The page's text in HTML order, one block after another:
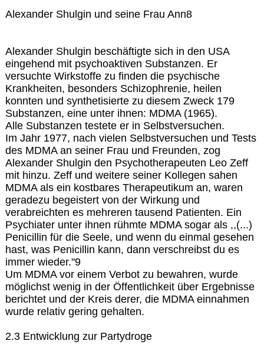
Alexander Shulgin und seine Frau Ann8
Alexander Shulgin beschäftigte sich in den USA
eingehend mit psychoaktiven Substanzen. Er
versuchte Wirkstoffe zu finden die psychische
Krankheiten, besonders Schizophrenie, heilen
konnten und synthetisierte zu diesem Zweck 179
Substanzen, eine unter ihnen: MDMA (1965).
Alle Substanzen testete er in Selbstversuchen.
Im Jahr 1977, nach vielen Selbstversuchen und Tests
des MDMA an seiner Frau und Freunden, zog
Alexander Shulgin den Psychotherapeuten Leo Zeff
mit hinzu. Zeff und weitere seiner Kollegen sahen
MDMA als ein kostbares Therapeutikum an, waren
geradezu begeistert von der Wirkung und
verabreichten es mehreren tausend Patienten. Ein
Psychiater unter ihnen rühmte MDMA sogar als ,,(...)
Penicillin für die Seele, und wenn du einmal gesehen
hast, was Penicillin kann, dann verschreibst du es
immer wieder."9
Um MDMA vor einem Verbot zu bewahren, wurde
möglichst wenig in der Öffentlichkeit über Ergebnisse
berichtet und der Kreis derer, die MDMA einnahmen
wurde relativ gering gehalten.
2.3 Entwicklung zur Partydroge